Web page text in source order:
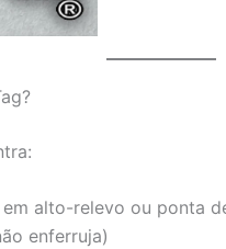
alto-relevo ou ponta
enferruja)